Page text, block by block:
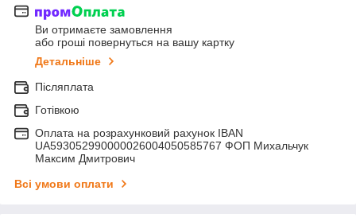
Ви отримаєте замовлення
або гроші повернуться на вашу картку
Детальніше
Післяплата
Готівкою
Оплата на розрахунковий рахунок IBAN
UA593052990000026004050585767 ФОП Михальчук
Максим Дмитрович
Всі умови оплати